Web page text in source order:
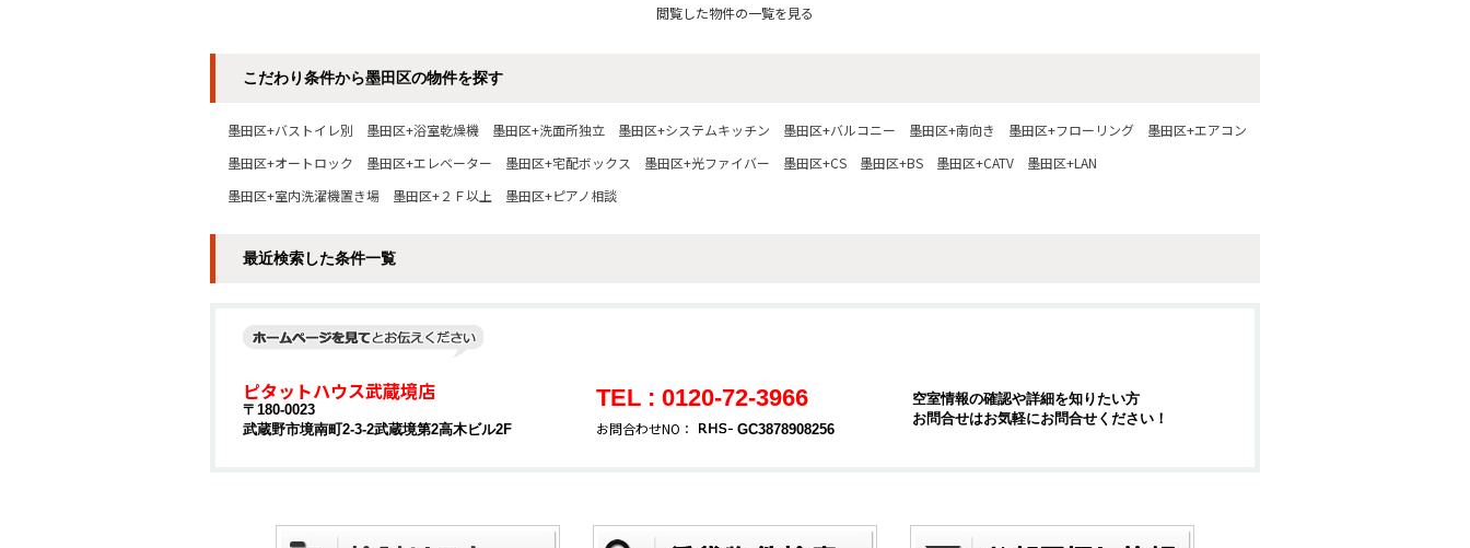
閲覧した物件の一覧を見る
こだわり条件から墨田区の物件を探す
墨田区+バストイレ別 墨田区+浴室乾燥機 墨田区+洗面所独立 墨田区+システムキッチン 墨田区+バルコニー 墨田区+南向き 墨田区+フローリング
墨田区+エアコン
墨田区+オートロック
墨田区+エレベーター 墨田区+宅配ボックス 墨田区+光ファイバー 墨田区+CS 墨田区+BS 墨田区+CATV
墨田区+LAN
墨田区+室内洗濯機置き場
墨田区+２Ｆ以上 墨田区+ピアノ相談
最近検索した条件一覧
ピタットハウス武蔵境店
〒180-0023
武蔵野市境南町2-3-2武蔵境第2高木ビル2F
TEL : 0120-72-3966
お問合わせNO： GC3878908256
空室情報の確認や詳細を知りたい方
お問合せはお気軽にお問合せください！